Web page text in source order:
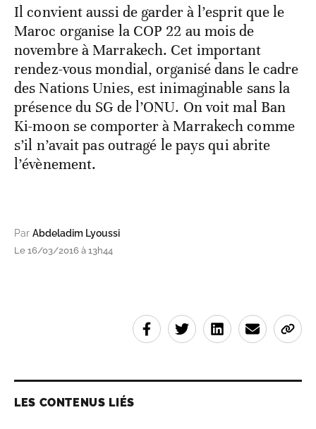
Il convient aussi de garder à l’esprit que le
Maroc organise la COP 22 au mois de
novembre à Marrakech. Cet important
rendez-vous mondial, organisé dans le cadre
des Nations Unies, est inimaginable sans la
présence du SG de l’ONU. On voit mal Ban
Ki-moon se comporter à Marrakech comme
s’il n’avait pas outragé le pays qui abrite
l’évènement.
Par Abdeladim Lyoussi
Le 16/03/2016 à 13h44
LES CONTENUS LIÉS